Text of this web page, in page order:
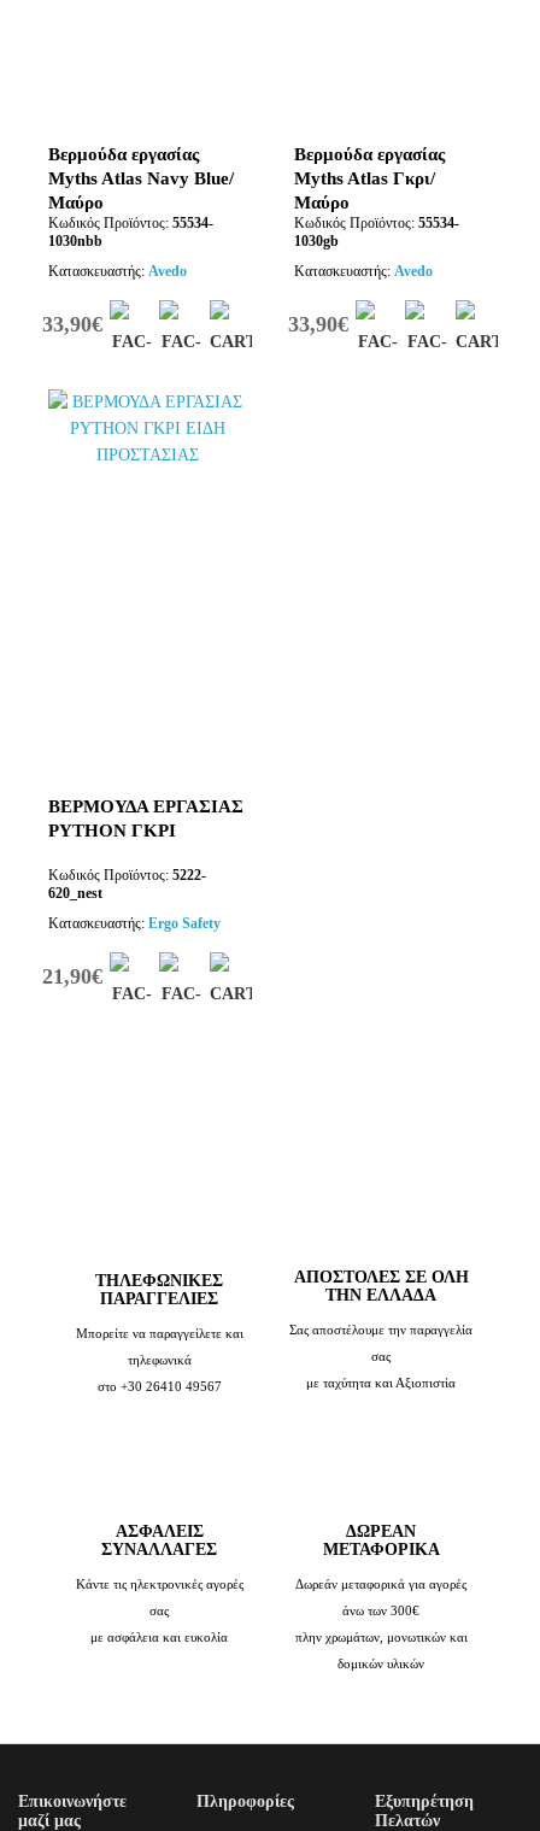
Βερμούδα εργασίας
Myths Atlas Navy Blue/
Μαύρο
Κωδικός Προϊόντος: 55534-
1030nbb
Κατασκευαστής: Avedo
33,90€
Βερμούδα εργασίας
Myths Atlas Γκρι/
Μαύρο
Κωδικός Προϊόντος: 55534-
1030gb
Κατασκευαστής: Avedo
33,90€
ΒΕΡΜΟΥΔΑ ΕΡΓΑΣΙΑΣ
PYTHON ΓΚΡΙ
Κωδικός Προϊόντος: 5222-
620_nest
Κατασκευαστής: Ergo Safety
21,90€
TΗΛΕΦΩΝΙΚΈΣ
ΠΑΡΑΓΓΕΛΊΕΣ
Μπορείτε να παραγγείλετε και
τηλεφωνικά
στο +30 26410 49567
ΑΠΟΣΤΟΛΕΣ ΣΕ ΟΛΗ
ΤΗΝ ΕΛΛΑΔΑ
Σας αποστέλουμε την παραγγελία
σας
με ταχύτητα και Αξιοπιστία
ΑΣΦΑΛΕΙΣ
ΣΥΝΑΛΛΑΓΕΣ
Κάντε τις ηλεκτρονικές αγορές
σας
με ασφάλεια και ευκολία
ΔΩΡΕΑΝ
ΜΕΤΑΦΟΡΙΚΑ
Δωρεάν μεταφορικά για αγορές
άνω των 300€
πλην χρωμάτων, μονωτικών και
δομικών υλικών
Επικοινωνήστε
μαζί μας
Πληροφορίες
Εξυπηρέτηση
Πελατών